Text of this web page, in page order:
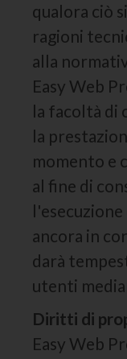
qualora ciò
ragioni
alla
Easy Web
la facoltà di
la
momento e
al fine di
ancora in
darà
utenti
Diritti di
Easy Web